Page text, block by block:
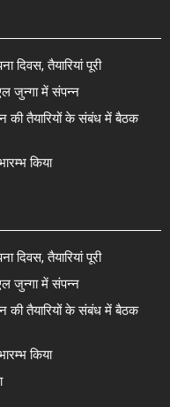
दिवस, तैयारियां पूरी
जुन्गा में संपन्न
की तैयारियों के संबंध में बैठक
किया
दिवस, तैयारियां पूरी
जुन्गा में संपन्न
की तैयारियों के संबंध में बैठक
किया